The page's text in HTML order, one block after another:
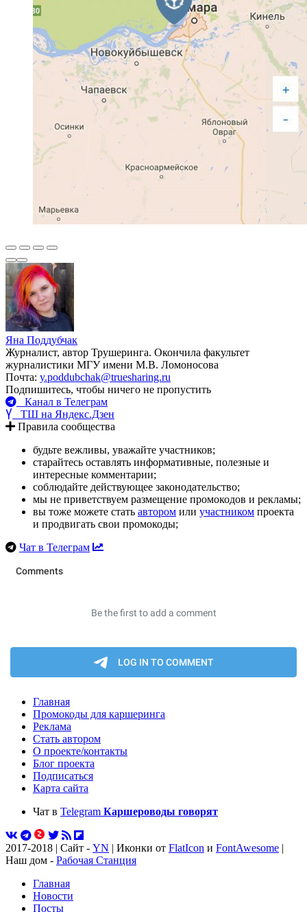
Яна Поддубчак
Журналист, автор Трушеринга. Окончила факультет
журналистики МГУ имени М.В. Ломоносова
Почта: y.poddubchak@truesharing.ru
Подпишитесь, чтобы ничего не пропустить
Канал в Телеграм
ТШ на Яндекс.Дзен
Правила сообщества
будьте вежливы, уважайте участников;
старайтесь оставлять информативные, полезные и
интересные комментарии;
соблюдайте действующее законодательство;
мы не приветствуем размещение промокодов и рекламы;
вы тоже можете стать автором или участником проекта
и продвигать свои промокоды;
Чат в Телеграм
Главная
Промокоды для каршеринга
Реклама
Стать автором
О проекте/контакты
Блог проекта
Подписаться
Карта сайта
Чат в Telegram Каршероводы говорят
2017-2018 | Сайт - YN | Иконки от FlatIcon и FontAwesome |
Наш дом - Рабочая Станция
Главная
Новости
Посты